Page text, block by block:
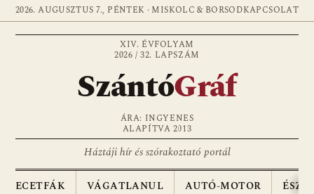
2026. AUGUSZTUS 7., PÉNTEK · MISKOLC & BORSODKAPCSOLAT
XIV. ÉVFOLYAM
2026 / 32. LAPSZÁM
SzántóGráf
ÁRA: INGYENES
ALAPÍTVA 2013
Háztáji hír és szórakoztató portál
ECETFÁK VÁGATLANUL AUTÓ-MOTOR